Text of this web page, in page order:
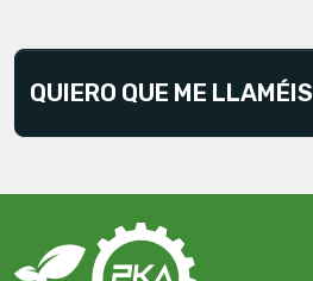
QUIERO QUE ME LLAMÉIS